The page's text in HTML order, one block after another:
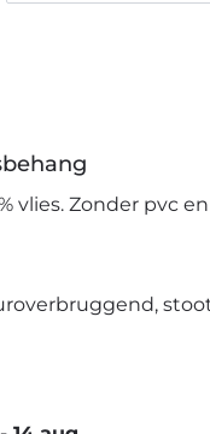
vlies. Zonder pvc